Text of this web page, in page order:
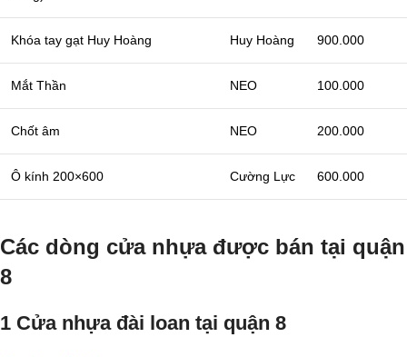
Khóa tay gạt Huy Hoàng Huy Hoàng 900.000
Mắt Thần NEO 100.000
Chốt âm NEO 200.000
Ô kính 200×600 Cường Lực 600.000
Các dòng cửa nhựa được bán tại quận
8
1 Cửa nhựa đài loan tại quận 8